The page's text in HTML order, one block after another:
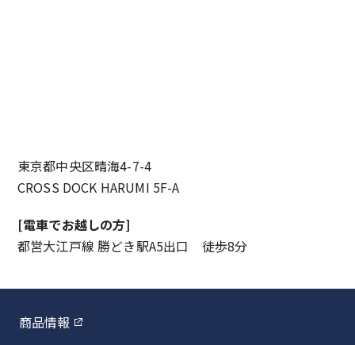
東京都中央区晴海4-7-4
CROSS DOCK HARUMI 5F-A
[電車でお越しの方]
都営大江戸線 勝どき駅A5出口 徒歩8分
商品情報